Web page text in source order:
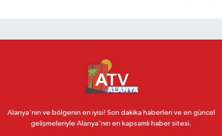
Alanya'nın ve bölgenin en iyisi! Son dakika haberleri ve en güncel
gelişmeleriyle Alanya'nın en kapsamlı haber sitesi.